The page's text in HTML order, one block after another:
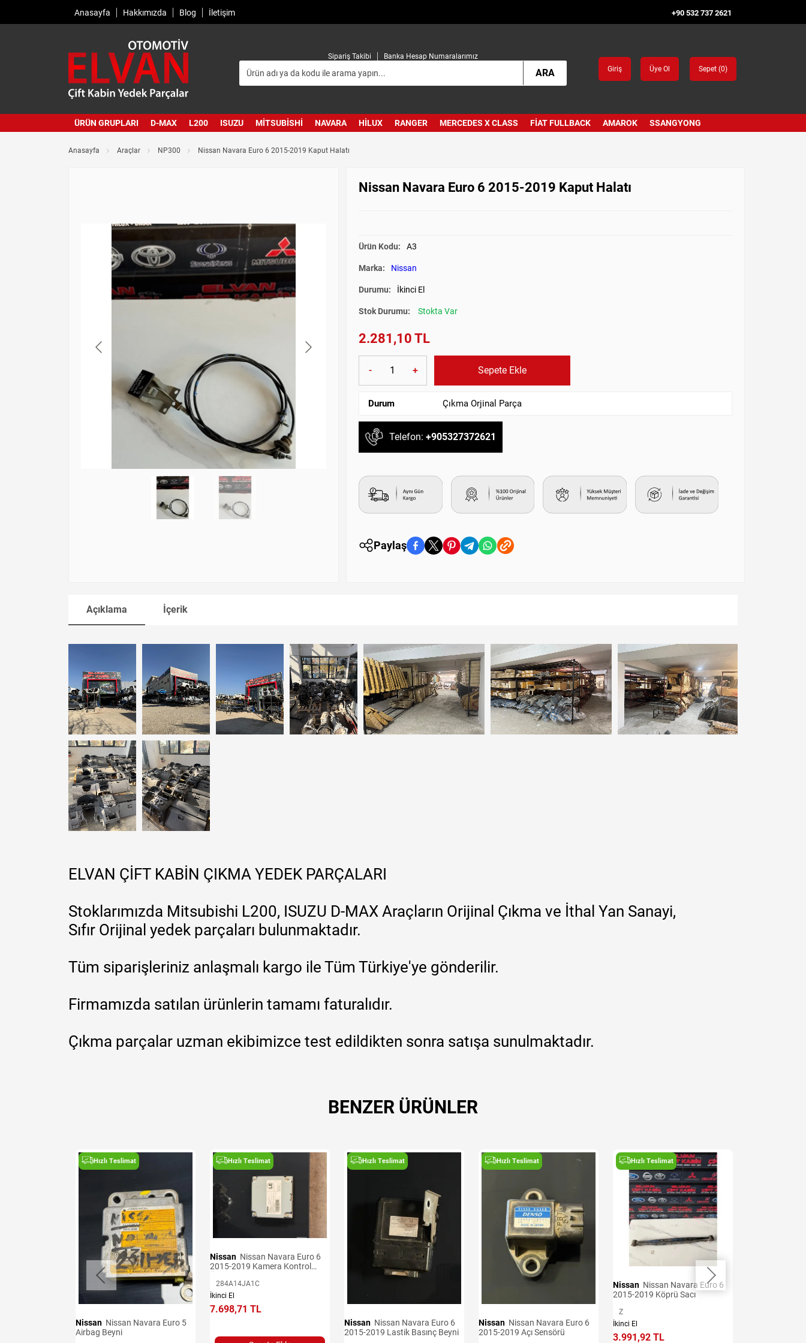
Anasayfa Hakkımızda Blog İletişim +90 532 737 2621
Sipariş Takibi Banka Hesap Numaralarımız
ARA Giriş Üye Ol Sepet (0)
ÜRÜN GRUPLARI D-MAX L200 ISUZU MITSUBISHI NAVARA HILUX RANGER MERCEDES X CLASS FIAT FULLBACK AMAROK SSANGYONG
Anasayfa Araçlar NP300 Nissan Navara Euro 6 2015-2019 Kaput Halatı
Nissan Navara Euro 6 2015-2019 Kaput Halatı
Ürün Kodu: A3
Marka: Nissan
Durumu: İkinci El
Stok Durumu: Stokta Var
2.281,10 TL
- + Sepete Ekle
Durum Çıkma Orjinal Parça
Telefon: +905327372621
Paylaş
Açıklama İçerik
ELVAN ÇİFT KABİN ÇIKMA YEDEK PARÇALARI
Stoklarımızda Mitsubishi L200, ISUZU D-MAX Araçların Orijinal Çıkma ve İthal Yan Sanayi,
Sıfır Orijinal yedek parçaları bulunmaktadır.
Tüm siparişleriniz anlaşmalı kargo ile Tüm Türkiye'ye gönderilir.
Firmamızda satılan ürünlerin tamamı faturalıdır.
Çıkma parçalar uzman ekibimizce test edildikten sonra satışa sunulmaktadır.
BENZER ÜRÜNLER
Hızlı Teslimat
Nissan
Airbag Beyni
Hızlı Teslimat
Nissan
2015-2019 Kamera Kontrol
284A14JA1C
İkinci El
7.698,71 TL
Hızlı Teslimat
Nissan
2015-2019 Lastik Basınç Beyni
Hızlı Teslimat
Nissan
2015-2019 Açı Sensörü
Hızlı Teslimat
Nissan
2015-2019 Köprü Sacı
Z
İkinci El
3.991,92 TL